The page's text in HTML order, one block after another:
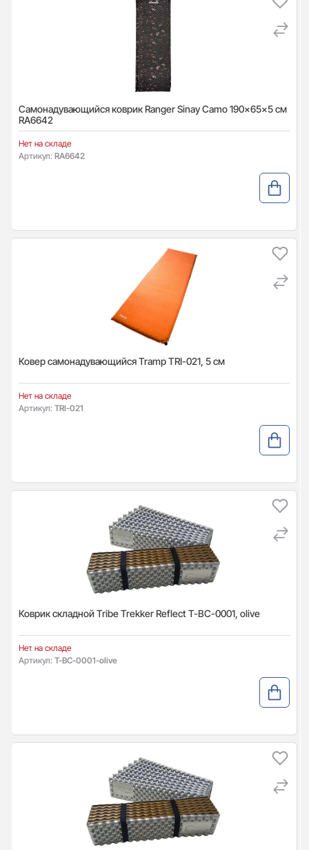
Самонадувающийся коврик Ranger Sinay Camo 190x65x5 см
RA6642
Нет на складе
Артикул: RA6642
Ковер самонадувающийся Tramp TRI-021, 5 см
Нет на складе
Артикул: TRI-021
Коврик складной Tribe Trekker Reflect T-BC-0001, olive
Нет на складе
Артикул: T-BC-0001-olive